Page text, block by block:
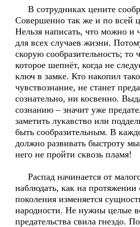
В сотрудниках цените
Совершенно так же и по всей
Нельзя написать, что можно и
для всех случаев жизни.
скорую сообразительность; то
которое шепнёт, когда не
ключ в замке. Кто накопил
чувствознание, не станет
сознательно, ни косвенно.
сознанию – значит уже
заметить лукавство или
быть сообразительным. В
должно развивать быстроту
него не пройти сквозь пламя!
Распад начинается от
наблюдать, как на протяжении
поколения изменяется
народности. Не нужны целые
предательства свила гнездо.